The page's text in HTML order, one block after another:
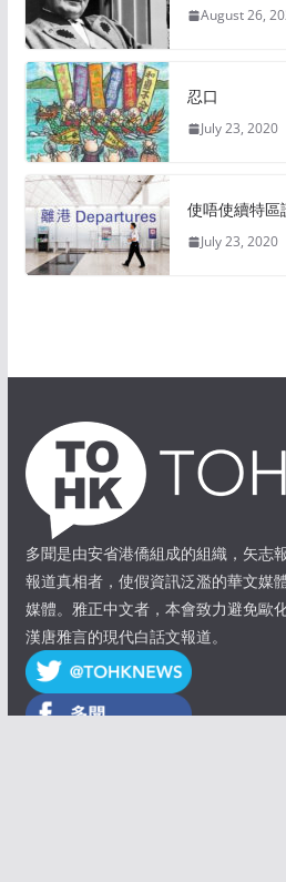
August 26,
忍口
July 23, 2020
使唔使續特區
July 23, 2020
多聞是由安省港僑組成的組織，矢志
報道真相者，使假資訊泛濫的華文媒
媒體。雅正中文者，本會致力避免歐
漢唐雅言的現代白話文報道。